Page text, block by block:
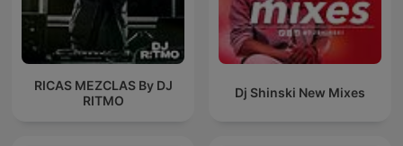
RICAS MEZCLAS By DJ
RITMO
Dj Shinski New Mixes